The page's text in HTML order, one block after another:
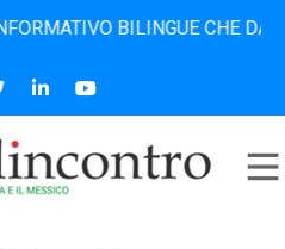
BILINGUE CHE DAL 2006